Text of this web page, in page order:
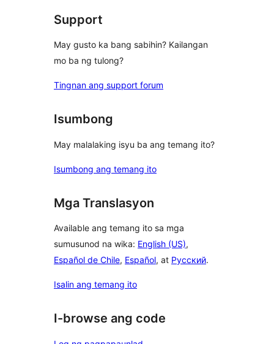
Support
May gusto ka bang sabihin? Kailangan
mo ba ng tulong?
Tingnan ang support forum
Isumbong
May malalaking isyu ba ang temang ito?
Isumbong ang temang ito
Mga Translasyon
Available ang temang ito sa mga
sumusunod na wika: English (US),
Español de Chile, Español, at Русский.
Isalin ang temang ito
I-browse ang code